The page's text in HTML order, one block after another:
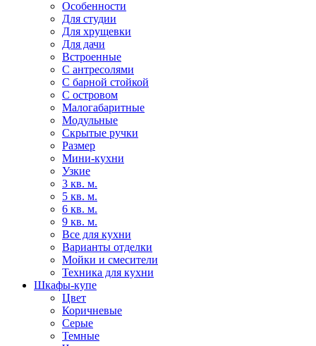
Особенности
Для студии
Для хрущевки
Для дачи
Встроенные
С антресолями
С барной стойкой
С островом
Малогабаритные
Модульные
Скрытые ручки
Размер
Мини-кухни
Узкие
3 кв. м.
5 кв. м.
6 кв. м.
9 кв. м.
Все для кухни
Варианты отделки
Мойки и смесители
Техника для кухни
Шкафы-купе
Цвет
Коричневые
Серые
Темные